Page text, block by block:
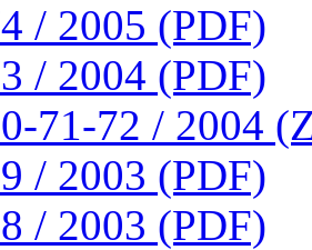
/ 2005 (PDF)
/ 2004 (PDF)
71-72 / 2004
/ 2003 (PDF)
/ 2003 (PDF)